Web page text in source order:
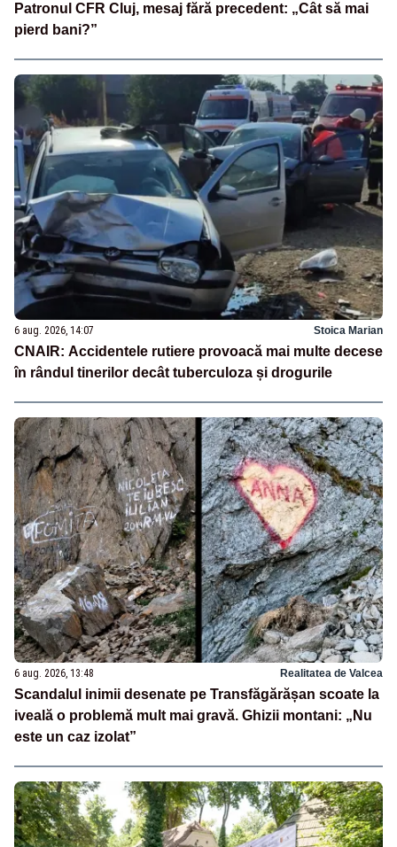
Patronul CFR Cluj, mesaj fără precedent: „Cât să mai
pierd bani?”
6 aug. 2026, 14:07 Stoica Marian
CNAIR: Accidentele rutiere provoacă mai multe decese
în rândul tinerilor decât tuberculoza și drogurile
6 aug. 2026, 13:48 Realitatea de Valcea
Scandalul inimii desenate pe Transfăgărășan scoate la
iveală o problemă mult mai gravă. Ghizii montani: „Nu
este un caz izolat”